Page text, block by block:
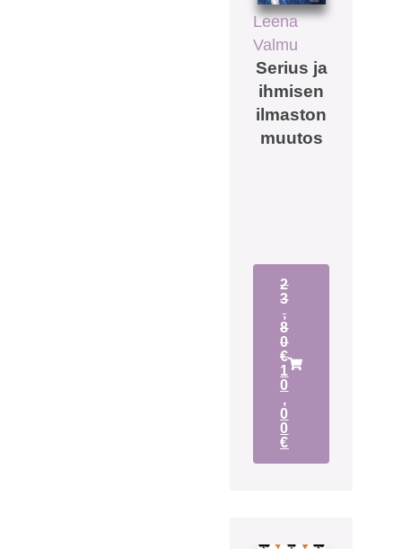
Leena
Valmu
Serius ja
ihmisen
ilmaston
muutos
2
3
,
8
0
€
1
0
,
0
0
€